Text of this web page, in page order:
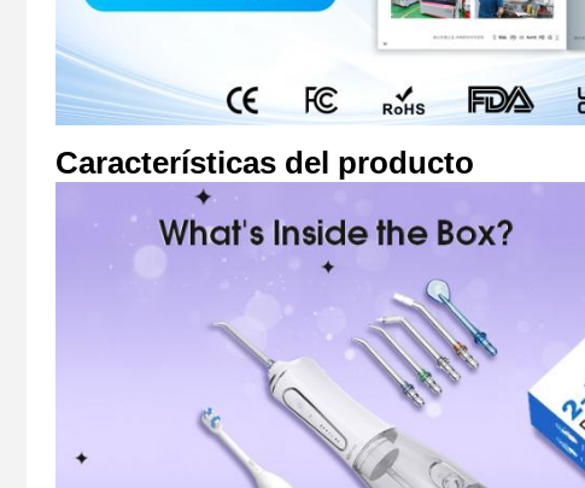
Características del producto